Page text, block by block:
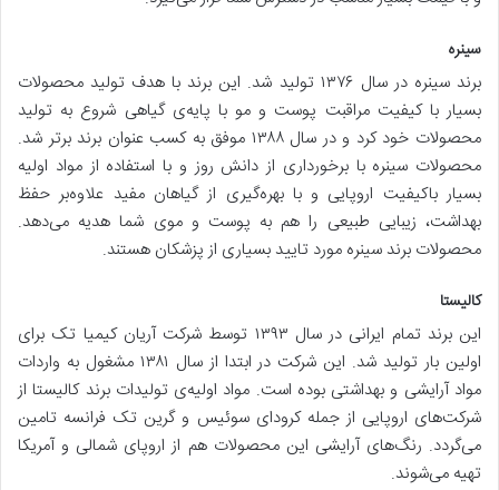
سینره
برند سینره در سال ۱۳۷۶ تولید شد. این برند با هدف تولید محصولات
بسیار با کیفیت مراقبت پوست و مو با پایه‌ی گیاهی شروع به تولید
محصولات خود کرد و در سال ۱۳۸۸ موفق به کسب عنوان برند برتر شد.
محصولات سینره با برخورداری از دانش روز و با استفاده از مواد اولیه
بسیار باکیفیت اروپایی و با بهره‌گیری از گیاهان مفید علاوه‌بر حفظ
بهداشت، زیبایی طبیعی را هم به پوست و موی شما هدیه می‌دهد.
محصولات برند سینره مورد تایید بسیاری از پزشکان هستند.
کالیستا
این برند تمام ایرانی در سال ۱۳۹۳ توسط شرکت آریان کیمیا تک برای
اولین بار تولید شد. این شرکت در ابتدا از سال ۱۳۸۱ مشغول به واردات
مواد آرایشی و بهداشتی بوده است. مواد اولیه‌ی تولیدات برند کالیستا از
شرکت‌های اروپایی از جمله کرودای سوئیس و گرین تک فرانسه تامین
می‌گردد‌. رنگ‌های آرایشی این محصولات هم از اروپای شمالی و آمریکا
تهیه می‌شوند.